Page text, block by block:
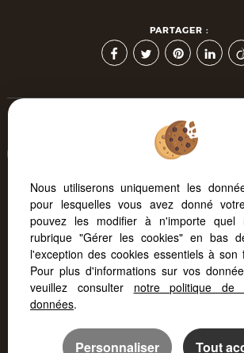
PARTAGER :
Afin de vous offrir un confort de
votre PC, votre tablette ou votre
Logiciel transaction
Création site
Référencement
Nous utiliserons uniquement les
pour lesquelles vous avez donné
pouvez les modifier à n'importe quel
rubrique "Gérer les cookies" en bas
l'exception des cookies essentiels à son
Pour plus d'informations sur vos
veuillez consulter notre politique de
données.
Personnaliser Tout